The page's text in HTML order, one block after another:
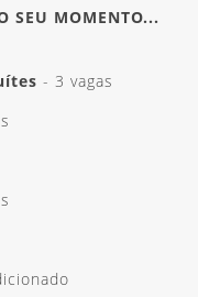
SEU MOMENTO...
- 3 vagas